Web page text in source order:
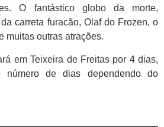
O fantástico globo da morte,
carreta furacão, Olaf do Frozen, o
muitas outras atrações.
em Teixeira de Freitas por 4 dias,
número de dias dependendo do